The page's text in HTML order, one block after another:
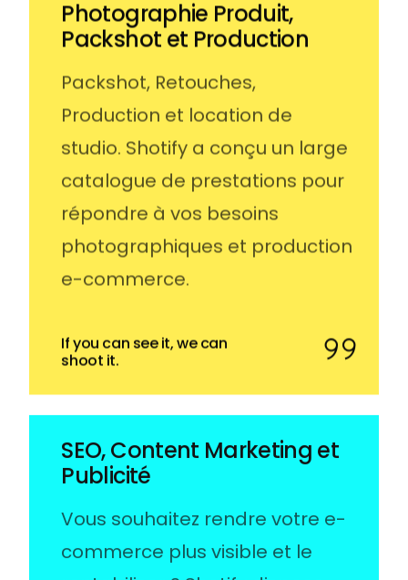
Photographie Produit,
Packshot et Production
Packshot, Retouches,
Production et location de
studio. Shotify a conçu un large
catalogue de prestations pour
répondre à vos besoins
photographiques et production
e-commerce.
If you can see it, we can
shoot it.
SEO, Content Marketing et
Publicité
Vous souhaitez rendre votre e-
commerce plus visible et le